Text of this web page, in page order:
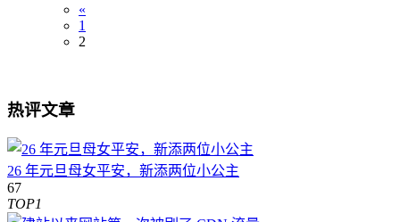
«
1
2
热评文章
26 年元旦母女平安，新添两位小公主
67
TOP1